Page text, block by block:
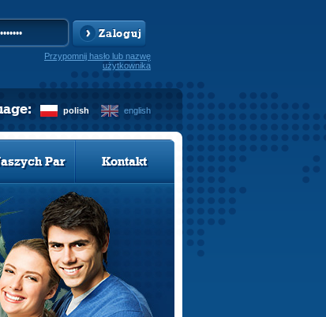
Zaloguj
Przypomnij hasło lub nazwę
użytkownika
polish english
Par Kontakt